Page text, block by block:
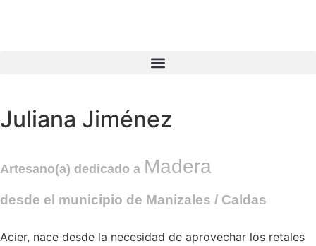
Juliana Jiménez
Artesano(a) dedicado a Madera
desde el municipio de Manizales / Caldas
Acier, nace desde la necesidad de aprovechar los retales